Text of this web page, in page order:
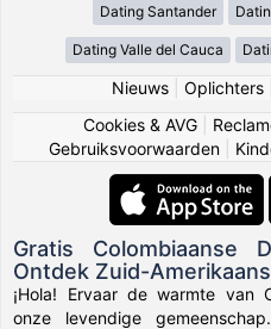
Dating Santander
Dating Valle del Cauca
Nieuws| Oplichters|
Cookies & AVG
Gebruiksvoorwaarden
Gratis Colombiaanse
Ontdek Zuid-
¡Hola! Ervaar de warmte van
onze levendige